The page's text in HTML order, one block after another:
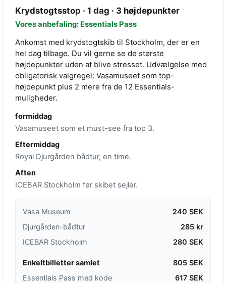
Krydstogtsstop · 1 dag · 3 højdepunkter
Vores anbefaling: Essentials Pass
Ankomst med krydstogtskib til Stockholm, der er en
hel dag tilbage. Du vil gerne se de største
højdepunkter uden at blive stresset. Udvælgelse med
obligatorisk valgregel: Vasamuseet som top-
højdepunkt plus 2 mere fra de 12 Essentials-
muligheder.
formiddag
Vasamuseet som et must-see fra top 3.
Eftermiddag
Royal Djurgården bådtur, en time.
Aften
ICEBAR Stockholm før skibet sejler.
Vasa Museum
240 SEK
Djurgården-bådtur
285 kr
ICEBAR Stockholm
280 SEK
Enkeltbilletter samlet
805 SEK
Essentials Pass med kode
617 SEK